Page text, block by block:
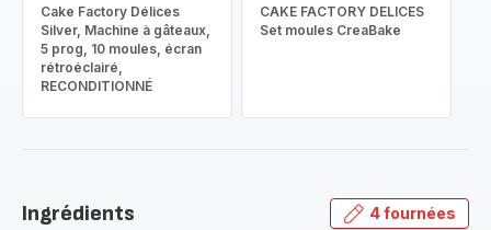
Cake Factory Délices
Silver, Machine à gâteaux,
5 prog, 10 moules, écran
rétroéclairé,
RECONDITIONNÉ
CAKE FACTORY DELICES
Set moules CreaBake
Ingrédients 4 fournées